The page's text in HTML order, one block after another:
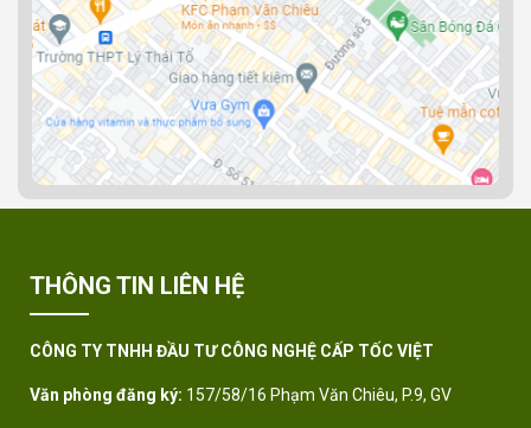
THÔNG TIN LIÊN HỆ
CÔNG TY TNHH ĐẦU TƯ CÔNG NGHỆ CẤP TỐC VIỆT
Văn phòng đăng ký: 157/58/16 Phạm Văn Chiêu, P.9, GV